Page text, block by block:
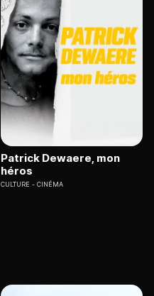
Patrick Dewaere, mon
héros
CULTURE CINÉMA